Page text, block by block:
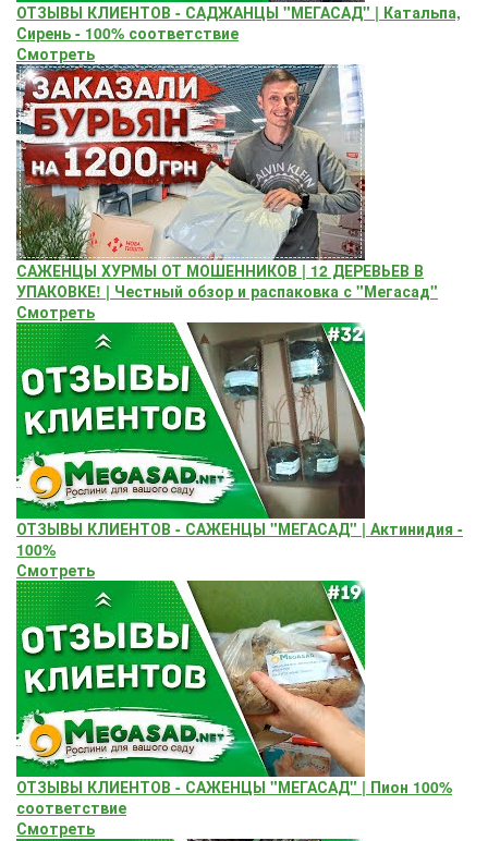
ОТЗЫВЫ КЛИЕНТОВ - САДЖАНЦЫ "МЕГАСАД" | Катальпа,
Сирень - 100% соответствие
Смотреть
САЖЕНЦЫ ХУРМЫ ОТ МОШЕННИКОВ | 12 ДЕРЕВЬЕВ В
УПАКОВКЕ! | Честный обзор и распаковка с "Мегасад"
Смотреть
ОТЗЫВЫ КЛИЕНТОВ - САЖЕНЦЫ "МЕГАСАД" | Актинидия -
100%
Смотреть
ОТЗЫВЫ КЛИЕНТОВ - САЖЕНЦЫ "МЕГАСАД" | Пион 100%
соответствие
Смотреть